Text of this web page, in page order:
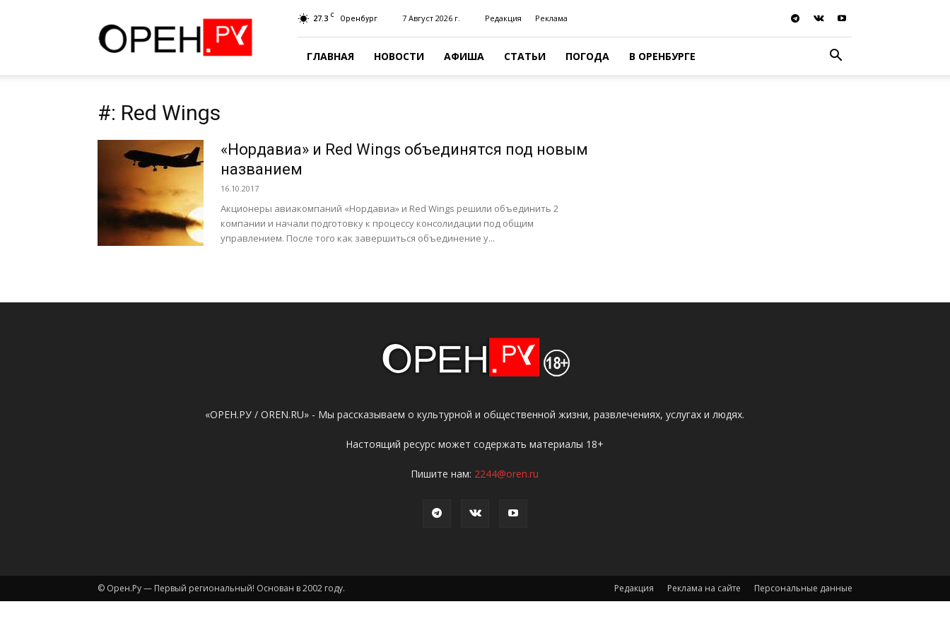
27.3 C Оренбург 7 Август 2026 г. Редакция Реклама
ГЛАВНАЯ НОВОСТИ АФИША СТАТЬИ ПОГОДА В ОРЕНБУРГЕ
#: Red Wings
«Нордавиа» и Red Wings объединятся под новым
названием
16.10.2017
Акционеры авиакомпаний «Нордавиа» и Red Wings решили объединить 2
компании и начали подготовку к процессу консолидации под общим
управлением. После того как завершиться объединение у...
«ОРЕН.РУ / OREN.RU» - Мы рассказываем о культурной и общественной жизни, развлечениях, услугах и людях.
Настоящий ресурс может содержать материалы 18+
Пишите нам: 2244@oren.ru
Редакция Реклама на сайте Персональные данные
© Орен.Ру — Первый региональный! Основан в 2002 году.